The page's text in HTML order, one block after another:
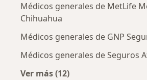
Médicos generales de MetLife
Chihuahua
Médicos generales de GNP
Médicos generales de Seguros
Ver más (12)